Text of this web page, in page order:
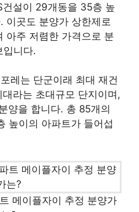
설이 29개동을 35층 높
이곳도 분양가 상한제로
아주 저렴한 가격으로 분
입니다.
레는 단군이래 최대 재건
라는 초대규모 단지이며,
양을 합니다. 총 85개의
높이의 아파트가 들어섭
메이플자이 추정 분양가